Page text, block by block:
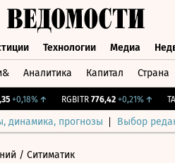
Технологии Медиа
Аналитика Капитал Страна
↑ RGBITR 776,42 +0,21%↑ TATN
динамика, прогнозы Выбор
/ Ситиматик